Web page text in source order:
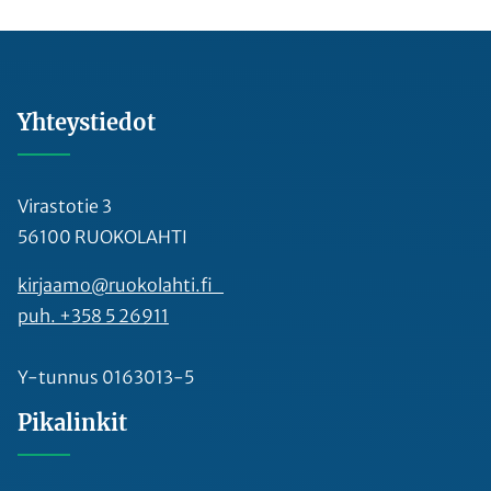
Yhteystiedot
Virastotie 3
56100 RUOKOLAHTI
kirjaamo@ruokolahti.fi
puh. +358 5 26911
Y-tunnus 0163013-5
Pikalinkit